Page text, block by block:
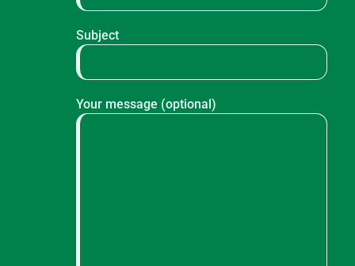
Subject
Your message (optional)